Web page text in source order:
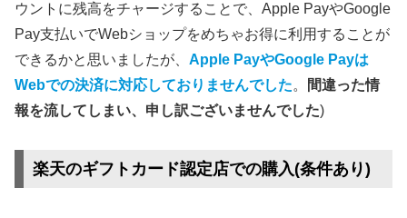
ウントに残高をチャージすることで、Apple PayやGoogle
Pay支払いでWebショップをめちゃお得に利用することが
できるかと思いましたが、 Apple PayやGoogle Payは
Webでの決済に対応しておりませんでした。
間違った情
報を流してしまい、申し訳ございませんでした)
楽天のギフトカード認定店での購入(条件あり)